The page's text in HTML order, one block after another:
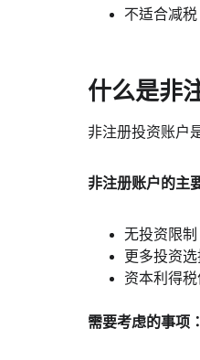
不适合减
什么是非
非注册投资账户
非注册账户的主
无投资限
更多投资
资本利得
需要考虑的事项：